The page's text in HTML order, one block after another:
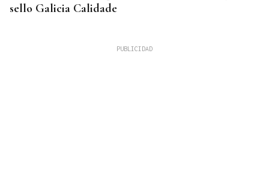
sello Galicia Calidade